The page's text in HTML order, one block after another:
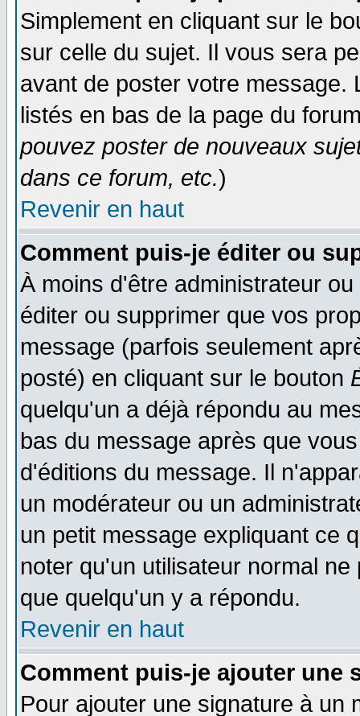
Simplement en cliquant sur le
sur celle du sujet. Il vous sera
avant de poster votre
listés en bas de la page du
pouvez poster de nouveaux
dans ce forum, etc.)
Revenir en haut
Comment puis-je éditer ou
À moins d'être administrateur
éditer ou supprimer que vos
message (parfois seulement
posté) en cliquant sur le bouton
quelqu'un a déjà répondu au
bas du message après que
d'éditions du message. Il
un modérateur ou un
un petit message expliquant ce
noter qu'un utilisateur normal
que quelqu'un y a répondu.
Revenir en haut
Comment puis-je ajouter une
Pour ajouter une signature à un